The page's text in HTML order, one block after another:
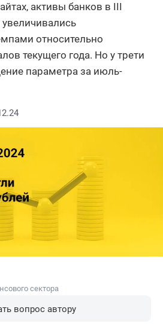
активы банков в III
увеличивались
относительно
текущего года. Но у трети
параметра за июль-
сектора
вопрос автору